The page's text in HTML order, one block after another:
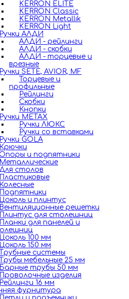
KERRON ELITE
KERRON Classic
KERRON Metallik
KERRON Light
Ручки АЛДИ
АЛДИ - рейлинги
АЛДИ - скобки
АЛДИ - торцевые и
врезные
Ручки SETE, AVIOR, MF
Торцевые и
профильные
Рейлинги
Скобки
Кнопки
Ручки METAX
Ручки ЛЮКС
Ручки со вставками
Ручки GOLA
Крючки
Опоры и подпятники
Металлические
Для столов
Пластиковые
Колесные
Подпятники
Цоколь и плинтус
Вентиляционные решетки
Плинтус для столешниц
Планки для панелей и
Цоколь 100 мм
Цоколь 150 мм
Трубные системы
Трубы мебельные 25 мм
Барные трубы 50 мм
Проволочные изделия
Рейлинги 16 мм
фурнитура